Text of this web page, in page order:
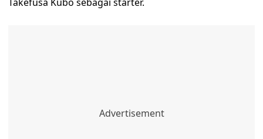
Takefusa Kubo sebagai starter.